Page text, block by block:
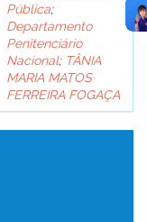
Pública;
Departamento
Penitenciário
Nacional; TÂNIA
MARIA MATOS
FERREIRA FOGAÇA